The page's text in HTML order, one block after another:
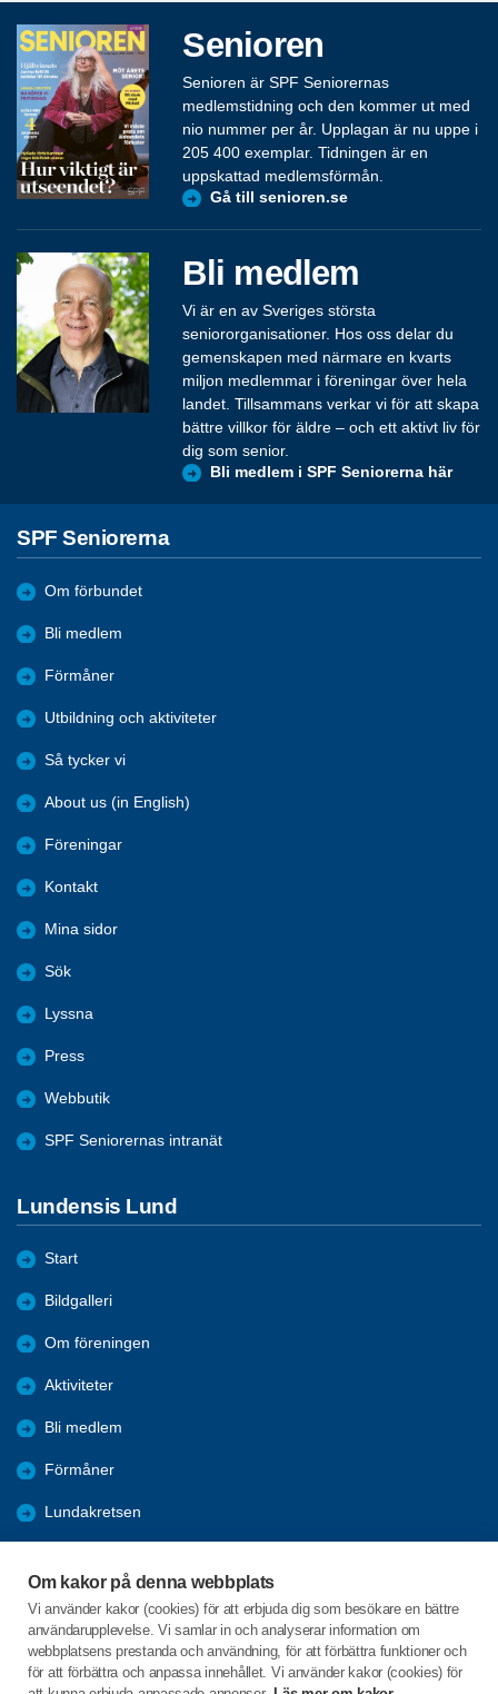
Om kakor på denna webbplats
Vi använder kakor (cookies) för att erbjuda dig som besökare en bättre
användarupplevelse. Vi samlar in och analyserar information om
webbplatsens prestanda och användning, för att förbättra funktioner och
för att förbättra och anpassa innehållet. Vi använder kakor (cookies) för
Senioren
Senioren är SPF Seniorernas
medlemstidning och den kommer ut med
nio nummer per år. Upplagan är nu uppe i
205 400 exemplar. Tidningen är en
uppskattad medlemsförmån.
Gå till senioren.se
Bli medlem
Vi är en av Sveriges största
seniororganisationer. Hos oss delar du
gemenskapen med närmare en kvarts
miljon medlemmar i föreningar över hela
landet. Tillsammans verkar vi för att skapa
bättre villkor för äldre – och ett aktivt liv för
dig som senior.
Bli medlem i SPF Seniorerna här
SPF Seniorerna
Om förbundet
Bli medlem
Förmåner
Utbildning och aktiviteter
Så tycker vi
About us (in English)
Föreningar
Kontakt
Mina sidor
Sök
Lyssna
Press
Webbutik
SPF Seniorernas intranät
Lundensis Lund
Start
Bildgalleri
Om föreningen
Aktiviteter
Bli medlem
Förmåner
Lundakretsen
Programblad
Träffpunkterna